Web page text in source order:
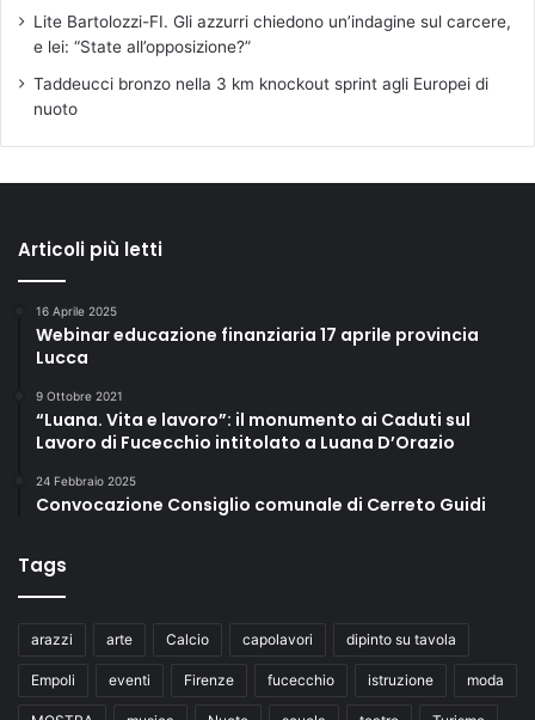
Lite Bartolozzi-FI. Gli azzurri chiedono un’indagine sul carcere,
e lei: “State all’opposizione?”
Taddeucci bronzo nella 3 km knockout sprint agli Europei di
nuoto
Articoli più letti
16 Aprile 2025
Webinar educazione finanziaria 17 aprile provincia
Lucca
9 Ottobre 2021
“Luana. Vita e lavoro”: il monumento ai Caduti sul
Lavoro di Fucecchio intitolato a Luana D’Orazio
24 Febbraio 2025
Convocazione Consiglio comunale di Cerreto Guidi
Tags
arazzi arte Calcio capolavori dipinto su tavola
Empoli eventi Firenze fucecchio istruzione moda